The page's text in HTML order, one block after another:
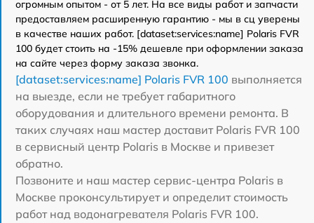
огромным опытом - от 5 лет. На все виды работ и запчасти
предоставляем расширенную гарантию - мы в сц уверены
в качестве наших работ. [dataset:services:name] Polaris FVR
100 будет стоить на -15% дешевле при оформлении заказа
на сайте через форму заказа звонка.
[dataset:services:name] Polaris FVR 100 выполняется
на выезде, если не требует габаритного
оборудования и длительного времени ремонта. В
таких случаях наш мастер доставит Polaris FVR 100
в сервисный центр Polaris в Москве и привезет
обратно.
Позвоните и наш мастер сервис-центра Polaris в
Москве проконсультирует и определит стоимость
работ над водонагревателя Polaris FVR 100.